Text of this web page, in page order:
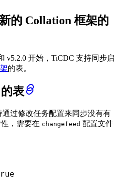
的 Collation 框架的
v5.2.0 开始，TiCDC 支持同步启
的表。
表
通过修改任务配置来同步没有有
，需要在 changefeed 配置文件